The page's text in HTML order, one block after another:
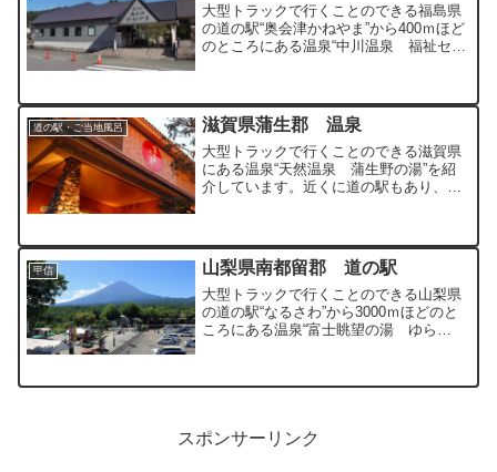
大型トラックで行くことのできる福島県
の道の駅“奥会津かねやま”から400ｍほど
のところにある温泉“中川温泉 福祉セン
内の温泉です。
道の駅・ご当地風呂 滋賀県蒲生郡 温泉
大型トラックで行くことのできる滋賀県
にある温泉“天然温泉 蒲生野の湯”を紹
介しています。近くに道の駅もあり、車
甲信 山梨県南都留郡 道の駅
大型トラックで行くことのできる山梨県
の道の駅“なるさわ”から3000ｍほどのと
ころにある温泉“富士眺望の湯 ゆら
す。
スポンサーリンク